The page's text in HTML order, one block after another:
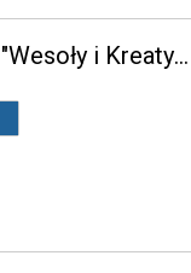
Niepubliczne Przedszkole nr 2 "Wesoły i Kreatywny Przedszkolak"